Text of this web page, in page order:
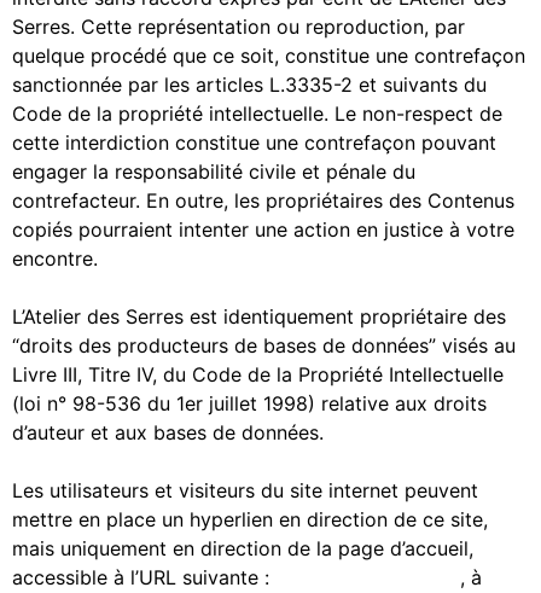
Serres. Cette représentation ou reproduction, par
quelque procédé que ce soit, constitue une contrefaçon
sanctionnée par les articles L.3335-2 et suivants du
Code de la propriété intellectuelle. Le non-respect de
cette interdiction constitue une contrefaçon pouvant
engager la responsabilité civile et pénale du
contrefacteur. En outre, les propriétaires des Contenus
copiés pourraient intenter une action en justice à votre
encontre.
L’Atelier des Serres est identiquement propriétaire des
“droits des producteurs de bases de données” visés au
Livre III, Titre IV, du Code de la Propriété Intellectuelle
(loi n° 98-536 du 1er juillet 1998) relative aux droits
d’auteur et aux bases de données.
Les utilisateurs et visiteurs du site internet peuvent
mettre en place un hyperlien en direction de ce site,
mais uniquement en direction de la page d’accueil,
accessible à l’URL suivante :
, à